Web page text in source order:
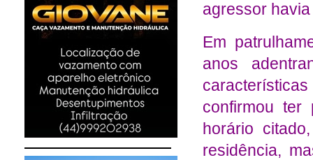
agressor
Em
anos
confirmou
horário
residência,